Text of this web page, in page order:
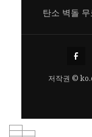
탄소 벽돌
저작권 ©